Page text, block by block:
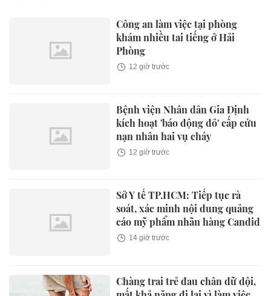
Công an làm việc tại phòng
khám nhiều tai tiếng ở Hải
Phòng
12 giờ trước
Bệnh viện Nhân dân Gia Định
kích hoạt 'báo động đỏ' cấp cứu
nạn nhân hai vụ cháy
12 giờ trước
Sở Y tế TP.HCM: Tiếp tục rà
soát, xác minh nội dung quảng
cáo mỹ phẩm nhãn hàng Candid
14 giờ trước
Chàng trai trẻ đau chân dữ dội,